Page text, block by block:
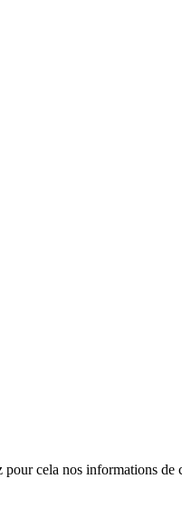
cela nos informations